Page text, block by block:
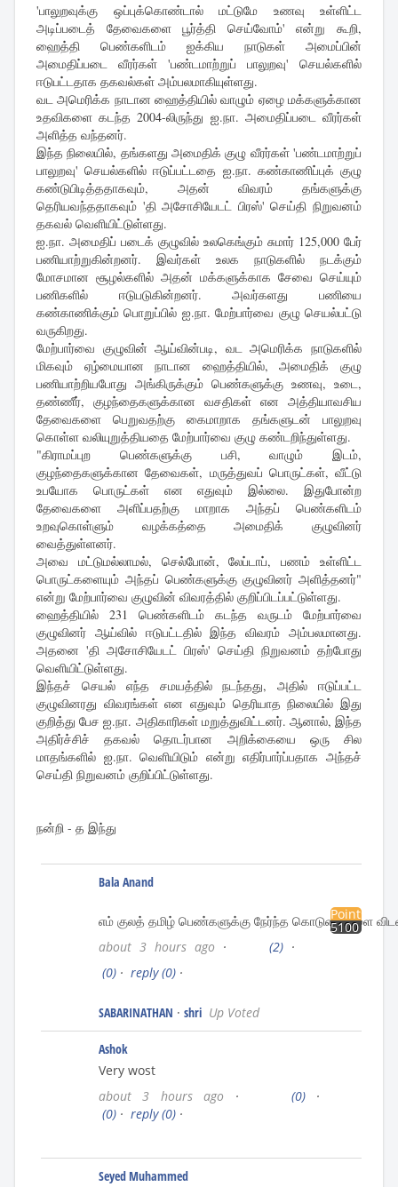
'பாலுறவுக்கு ஒப்புக்கொண்டால் மட்டுமே உணவு உள்ளிட்ட
அடிப்படைத் தேவைகளை பூர்த்தி செய்வோம்' என்று கூறி,
ஹைத்தி பெண்களிடம் ஐக்கிய நாடுகள் அமைப்பின்
அமைதிப்படை வீரர்கள் 'பண்டமாற்றுப் பாலுறவு' செயல்களில்
ஈடுபட்டதாக தகவல்கள் அம்பலமாகியுள்ளது.
வட அமெரிக்க நாடான ஹைத்தியில் வாழும் ஏழை மக்களுக்கான
உதவிகளை கடந்த 2004-லிருந்து ஐ.நா. அமைதிப்படை வீரர்கள்
அளித்த வந்தனர்.
இந்த நிலையில், தங்களது அமைதிக் குழு வீரர்கள் 'பண்டமாற்றுப்
பாலுறவு' செயல்களில் ஈடுப்பட்டதை ஐ.நா. கண்காணிப்புக் குழு
கண்டுபிடித்ததாகவும், அதன் விவரம் தங்களுக்கு
தெரியவந்ததாகவும் 'தி அசோசியேடட் பிரஸ்' செய்தி நிறுவனம்
தகவல் வெளியிட்டுள்ளது.
ஐ.நா. அமைதிப் படைக் குழுவில் உலகெங்கும் சுமார் 125,000 பேர்
பணியாற்றுகின்றனர். இவர்கள் உலக நாடுகளில் நடக்கும்
மோசமான சூழல்களில் அதன் மக்களுக்காக சேவை செய்யும்
பணிகளில் ஈடுபடுகின்றனர். அவர்களது பணியை
கண்காணிக்கும் பொறுப்பில் ஐ.நா. மேற்பார்வை குழு செயல்பட்டு
வருகிறது.
மேற்பார்வை குழுவின் ஆய்வின்படி, வட அமெரிக்க நாடுகளில்
மிகவும் ஏழ்மையான நாடான ஹைத்தியில், அமைதிக் குழு
பணியாற்றியபோது அங்கிருக்கும் பெண்களுக்கு உணவு, உடை,
தண்ணீர், குழந்தைகளுக்கான வசதிகள் என அத்தியாவசிய
தேவைகளை பெறுவதற்கு கைமாறாக தங்களுடன் பாலுறவு
கொள்ள வலியுறுத்தியதை மேற்பார்வை குழு கண்டறிந்துள்ளது.
"கிராமப்புற பெண்களுக்கு பசி, வாழும் இடம்,
குழந்தைகளுக்கான தேவைகள், மருத்துவப் பொருட்கள், வீட்டு
உபயோக பொருட்கள் என எதுவும் இல்லை. இதுபோன்ற
தேவைகளை அளிப்பதற்கு மாறாக அந்தப் பெண்களிடம்
உறவுகொள்ளும் வழக்கத்தை அமைதிக் குழுவினர்
வைத்துள்ளனர்.
அவை மட்டுமல்லாமல், செல்போன், லேப்டாப், பணம் உள்ளிட்ட
பொருட்களையும் அந்தப் பெண்களுக்கு குழுவினர் அளித்தனர்"
என்று மேற்பார்வை குழுவின் விவரத்தில் குறிப்பிடப்பட்டுள்ளது.
ஹைத்தியில் 231 பெண்களிடம் கடந்த வருடம் மேற்பார்வை
குழுவினர் ஆய்வில் ஈடுபட்டதில் இந்த விவரம் அம்பலமானது.
அதனை 'தி அசோசியேடட் பிரஸ்' செய்தி நிறுவனம் தற்போது
வெளியிட்டுள்ளது.
இந்தச் செயல் எந்த சமயத்தில் நடந்தது, அதில் ஈடுப்பட்ட
குழுவினரது விவரங்கள் என எதுவும் தெரியாத நிலையில் இது
குறித்து பேச ஐ.நா. அதிகாரிகள் மறுத்துவிட்டனர். ஆனால், இந்த
அதிர்ச்சிச் தகவல் தொடர்பான அறிக்கையை ஒரு சில
மாதங்களில் ஐ.நா. வெளியிடும் என்று எதிர்பார்ப்பதாக அந்தச்
செய்தி நிறுவனம் குறிப்பிட்டுள்ளது.
நன்றி - த இந்து
Bala Anand
எம் குலத் தமிழ் பெண்களுக்கு நேர்ந்த கொடுமைகளை
Points
5100
about 3 hours ago · (2) ·
(0) · reply (0) ·
SABARINATHAN · shri Up Voted
Ashok
Very wost
about 3 hours ago · (0)·
(0) · reply (0) ·
Seyed Muhammed